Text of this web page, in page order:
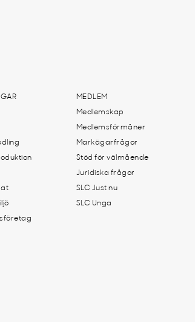
MEDLEM
Medlemskap
Medlemsförmåner
Markägarfrågor
Stöd för välmående
Juridiska frågor
SLC Just nu
SLC Unga